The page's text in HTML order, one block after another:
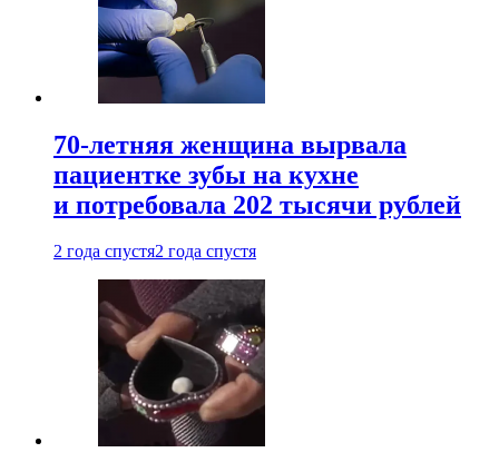
70-летняя женщина вырвала
пациентке зубы на кухне
и потребовала 202 тысячи рублей
2 года спустя2 года спустя